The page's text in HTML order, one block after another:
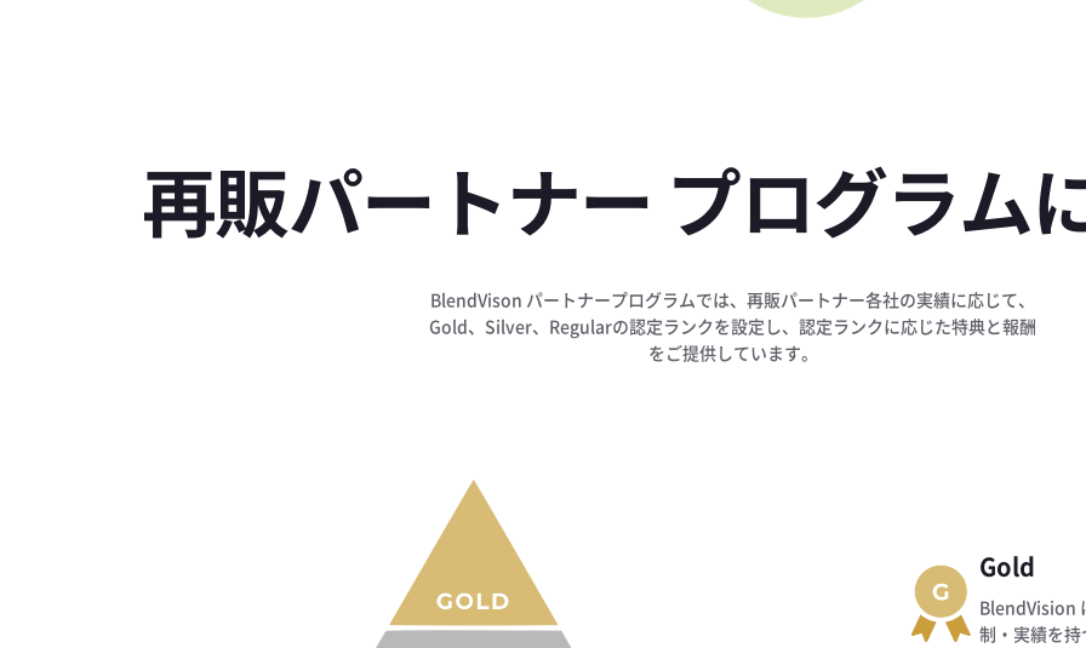
再販パートナー プログラム
BlendVison パートナープログラムでは、再販パートナー各社の実績に応じて、​
Gold、Silver、Regularの認定ランクを設定し、認定ランクに応じた特典と報酬
をご提供しています。
Gold
BlendVision
制・実績を